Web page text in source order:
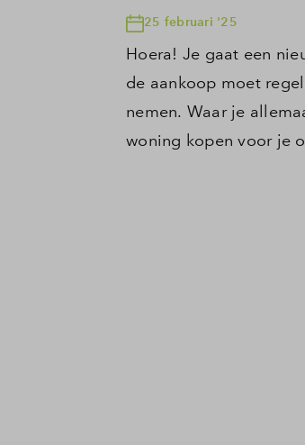
25 februari '25
Hoera! Je gaat een
de aankoop moet
nemen. Waar je
woning kopen voor je